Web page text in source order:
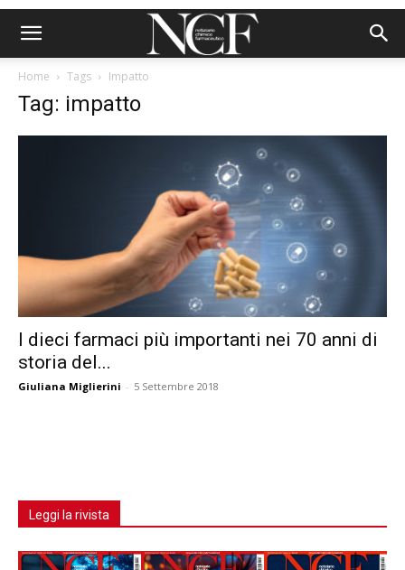
Home Tags Impatto
Tag: impatto
I dieci farmaci più importanti nei 70 anni di
storia del...
Giuliana Miglierini - 5 Settembre 2018
Leggi la rivista